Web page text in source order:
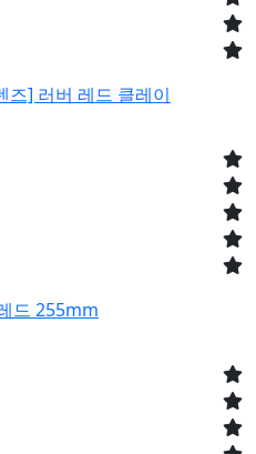
즈] 러버 레드 클레이
드 255mm